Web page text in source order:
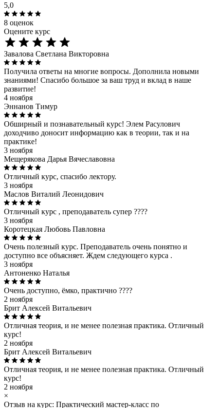
5,0
8 оценок
Оцените курс
Завалова Светлана Викторовна
Получила ответы на многие вопросы. Дополнила новыми
знаниями! Спасибо большое за ваш труд и вклад в наше
развитие!
4 ноября
Эннанов Тимур
Обширный и познавательный курс! Элем Расулович
доходчиво доносит информацию как в теории, так и на
практике!
3 ноября
Мещерякова Дарья Вячеславовна
Отличный курс, спасибо лектору.
3 ноября
Маслов Виталий Леонидович
Отличный курс , преподаватель супер ????
3 ноября
Коротецкая Любовь Павловна
Очень полезный курс. Преподаватель очень понятно и
доступно все объясняет. Ждем следующего курса .
3 ноября
Антоненко Наталья
Очень доступно, ёмко, практично ????
2 ноября
Брит Алексей Витальевич
Отличная теория, и не менее полезная практика. Отличный
курс!
2 ноября
Брит Алексей Витальевич
Отличная теория, и не менее полезная практика. Отличный
курс!
2 ноября
×
Отзыв на курс: Практический мастер-класс по